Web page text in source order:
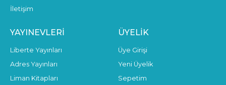
İletişim
YAYINEVLERI
Liberte Yayınları
Adres Yayınları
Liman Kitapları
ÜYELIK
Üye Girişi
Yeni Üyelik
Sepetim